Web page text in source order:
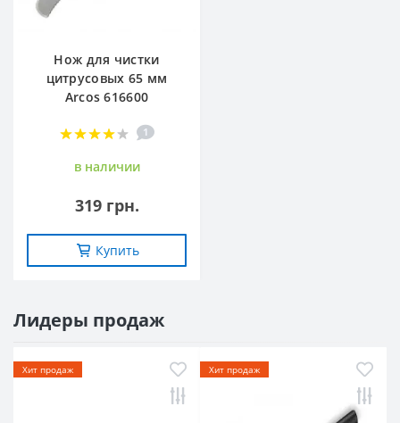
Нож для чистки
цитрусовых 65 мм
Arcos 616600
1
в наличии
319 грн.
Купить
Лидеры продаж
Хит продаж Хит продаж